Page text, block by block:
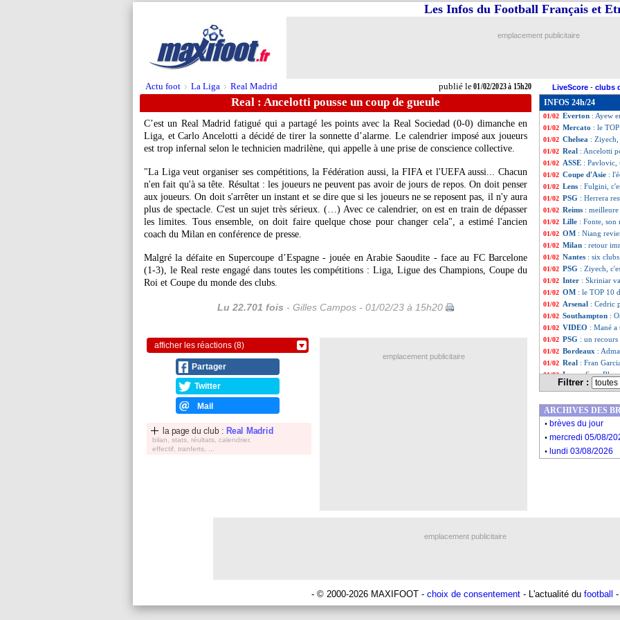
Actu foot > La Liga > Real Madrid publié le01/02/2023 à 15h20
Les Infos du Football Français et
emplacement publicitaire
LiveScore - clubs
Real : Ancelotti pousse un coup de gueule
C’est un Real Madrid fatigué qui a partagé les points avec la Real Sociedad (0-0) dimanche en
Liga, et Carlo Ancelotti a décidé de tirer la sonnette d’alarme. Le calendrier imposé aux joueurs
est trop infernal selon le technicien madrilène, qui appelle à une prise de conscience collective.
"La Liga veut organiser ses compétitions, la Fédération aussi, la FIFA et l'UEFA aussi... Chacun
n'en fait qu'à sa tête. Résultat : les joueurs ne peuvent pas avoir de jours de repos. On doit penser
aux joueurs. On doit s'arrêter un instant et se dire que si les joueurs ne se reposent pas, il n'y aura
plus de spectacle. C'est un sujet très sérieux. (…) Avec ce calendrier, on est en train de dépasser
les limites. Tous ensemble, on doit faire quelque chose pour changer cela", a estimé l'ancien
coach du Milan en conférence de presse.
Malgré la défaite en Supercoupe d’Espagne - jouée en Arabie Saoudite - face au FC Barcelone
(1-3), le Real reste engagé dans toutes les compétitions : Liga, Ligue des Champions, Coupe du
Roi et Coupe du monde des clubs.
Lu 22.701 fois - Gilles Campos - 01/02/23 à 15h20
afficher les réactions (8)
Partager
Twitter
Mail
la page du club : Real Madrid
bilan, stats, réultats, calendrier,
effectif, tranferts, ...
INFOS 24h/24
01/02 L1: Toulouse-
01/02 L1: Angers-AC
01/02 Lyon: Da Silva
01/02 Lyon: un rêve
01/02 Everton : Ayew
01/02 Mercato : le
01/02 Chelsea : Ziyech,
01/02 Real : Ancelotti
01/02 ASSE : Pavlovic,
01/02 Coupe d'Asie :
01/02 Lens : Fulgini,
01/02 PSG : Herrera
01/02 Reims :
01/02 Lille : Fonte, son
01/02 OM : Niang
01/02 Milan : retour
01/02 Nantes : six
01/02 PSG : Ziyech,
01/02 Inter : Skriniar
01/02 OM : le TOP 10
01/02 Arsenal : Cedric
01/02 Southampton :
01/02 VIDEO : Mané a
01/02 PSG : un
01/02 Bordeaux :
01/02 Real : Fran
01/02 Lyon: Sarr,
01/02 Rennes : le
01/02 Rennes :
01/02 Bayern :
PSG: Herrera a
01/02 Brest: Slimani à
Filtrer :
emplacement publicitaire
ARCHIVES DES
. brèves du jour
. mercredi 05/08/
. lundi 03/08/2026
emplacement publicitaire
- © 2000-2026 MAXIFOOT - choix de consentement - L'actualité du football -